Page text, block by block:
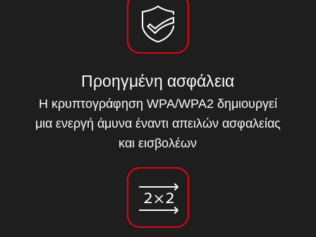
Προηγμένη ασφάλεια
Η κρυπτογράφηση WPA/WPA2 δημιουργεί
μια ενεργή άμυνα έναντι απειλών ασφαλείας
και εισβολέων